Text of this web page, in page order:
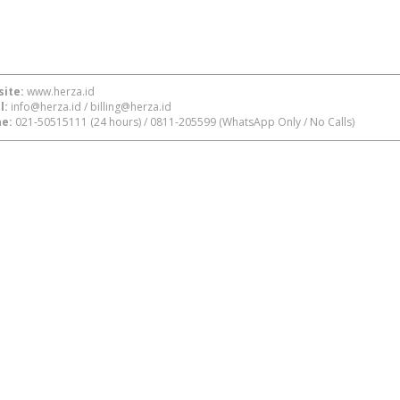
www.herza.id
info@herza.id / billing@herza.id
021-50515111 (24 hours) / 0811-205599 (WhatsApp Only / No Calls)